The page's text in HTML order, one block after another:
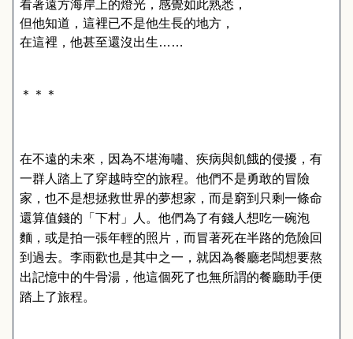
看著遠方海岸上的燈光，感覺如此熟悉，
但他知道，這裡已不是他生長的地方，
在這裡，他甚至還沒出生……
＊＊＊
在不遠的未來，因為不堪海嘯、疾病與飢餓的侵擾，有
一群人踏上了穿越時空的旅程。他們不是勇敢的冒險
家，也不是想拯救世界的夢想家，而是窮到只剩一條命
還算值錢的「下村」人。他們為了有錢人想吃一碗泡
麵，或是拍一張年輕的照片，而冒著死在半路的危險回
到過去。李雨歡也是其中之一，就因為餐廳老闆想要熬
出記憶中的牛骨湯，他這個死了也無所謂的餐廳助手便
踏上了旅程。